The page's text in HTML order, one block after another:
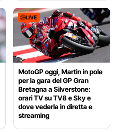
LIVE
MotoGP oggi, Martin in pole
per la gara del GP Gran
Bretagna a Silverstone:
orari TV su TV8 e Sky e
dove vederla in diretta e
streaming